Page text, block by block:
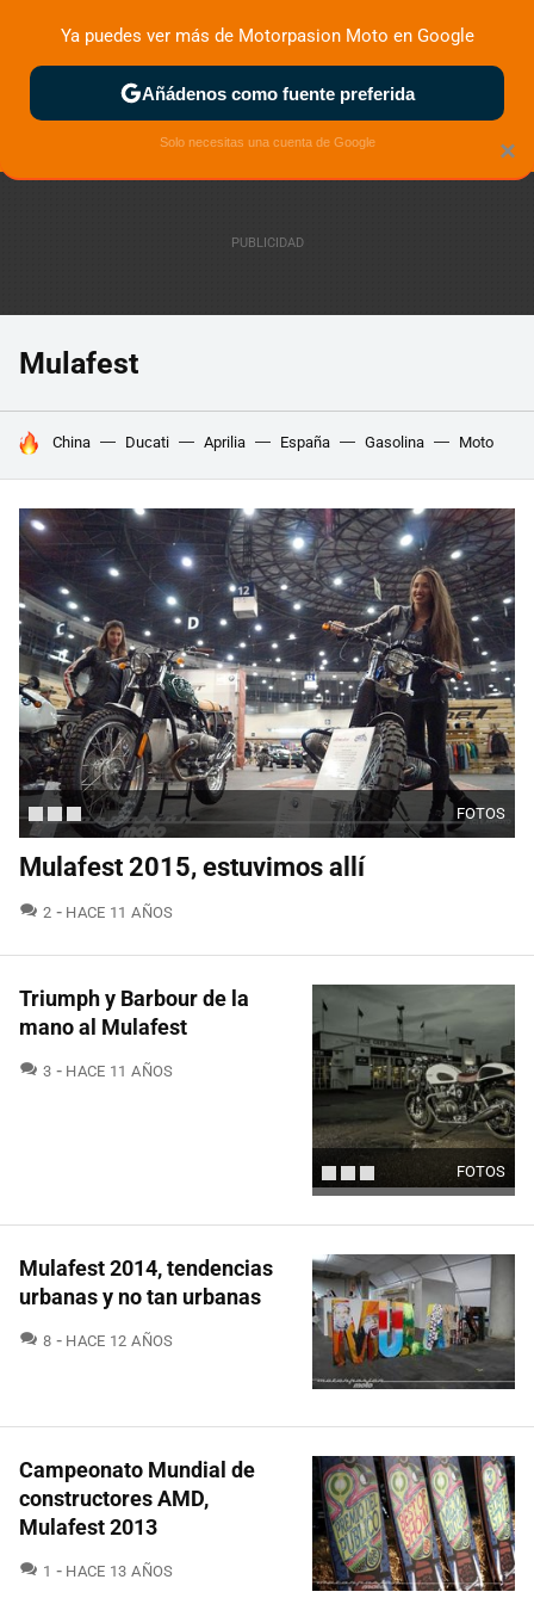
ZONA DE PRUEBAS DEPORTIVAS MOTOS ELÉCTRICAS
Mulafest
HOY SE HABLA DE
China Ducati Aprilia España Gasolina Moto
FOTOS
Mulafest 2015, estuvimos allí
2 COMENTARIOS
HACE 11 AÑOS
FOTOS
Triumph y Barbour de la
mano al Mulafest
3 COMENTARIOS
HACE 11 AÑOS
Mulafest 2014, tendencias
urbanas y no tan urbanas
8 COMENTARIOS
HACE 12 AÑOS
Campeonato Mundial de
constructores AMD,
Mulafest 2013
1 COMENTARIOS
HACE 13 AÑOS
×
Ya puedes ver más de Motorpasion Moto en Google
Añádenos como fuente preferida
Solo necesitas una cuenta de Google